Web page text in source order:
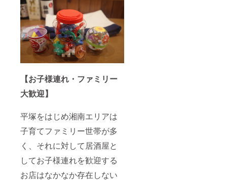
【お子様連れ・ファミリー
大歓迎】
平塚をはじめ湘南エリアは
子育てファミリー世帯が多
く、それに対して居酒屋と
してお子様連れを歓迎する
お店はなかなか存在しない